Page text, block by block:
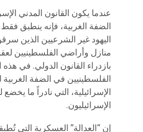
عندما يكون القانون المدني
الضفة الغربية، فإنه ينطبق
اليهود غير الشرعيين الذين
منازل وأراضي الفلسطينيين
بازدراء القانون الدولي. في هذه
الفلسطينيين في الضفة
الإسرائيلية، التي نادراً ما يخضع
الإسرائيليون.
إن “العدالة” العسكرية التي